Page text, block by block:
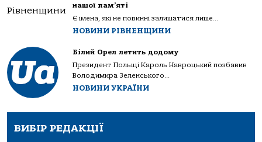
нашої пам’яті
Є імена, які не повинні залишатися лише...
НОВИНИ РІВНЕНЩИНИ
Білий Орел летить додому
Президент Польщі Кароль Навроцький позбавив
Володимира Зеленського...
НОВИНИ УКРАЇНИ
ВИБІР РЕДАКЦІЇ